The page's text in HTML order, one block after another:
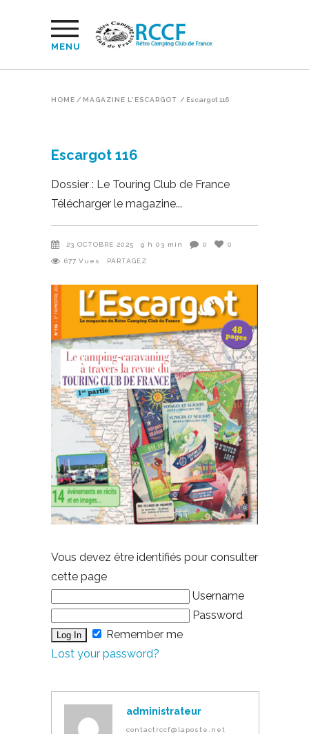
MENU
HOME / MAGAZINE L'ESCARGOT / Escargot 116
Escargot 116
Dossier : Le Touring Club de France
Télécharger le magazine
23 OCTOBRE 2025 9 h 03 min 0 0
677 Vues PARTAGEZ
Vous devez être identifiés pour consulter
cette page
Username
Password
Remember me
Lost your password?
administrateur
contactrccf@laposte.net